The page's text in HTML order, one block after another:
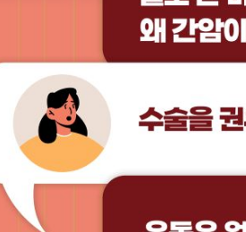
방사선색전술에 대해 알고싶어요 … 128
치료로 간암을 완치할 수 있나요? … 132
이가 있는데 방사선치료를 받아도 되나
치료와 중입자치료는 일반 방사선치료
항암약물 요법을 권유받았습니다. 어떤
법으로 여러 약물이 있다던데, 어떤 기
암제가 잘 듣지 않아 2차 항암제로 변
단을 받았는데 간이식을 받아야 할까
암도 간이식이 가능한가요?
, 어떤 기증자에게 어떻게 받아야 하나